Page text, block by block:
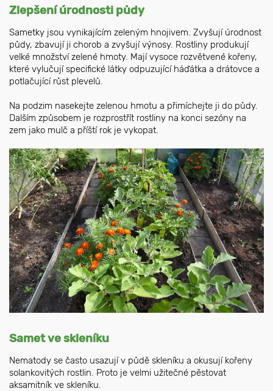
Zlepšení úrodnosti půdy
Sametky jsou vynikajícím zeleným hnojivem. Zvyšují úrodnost
půdy, zbavují ji chorob a zvyšují výnosy. Rostliny produkují
velké množství zelené hmoty. Mají vysoce rozvětvené kořeny,
které vylučují specifické látky odpuzující háďátka a drátovce a
potlačující růst plevelů.
Na podzim nasekejte zelenou hmotu a přimíchejte ji do půdy.
Dalším způsobem je rozprostřít rostliny na konci sezóny na
zem jako mulč a příští rok je vykopat.
Samet ve skleníku
Nematody se často usazují v půdě skleníku a okusují kořeny
solankovitých rostlin. Proto je velmi užitečné pěstovat
aksamitník ve skleníku.